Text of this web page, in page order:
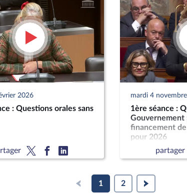
2026
: Questions orales sans
mardi 4
1ère séance :
Gouvernement
financement
pour 2026
partager
1 2